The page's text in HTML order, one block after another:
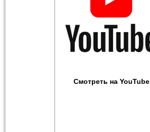
Смотреть на YouTube